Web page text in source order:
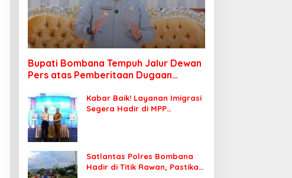
Bupati Bombana Tempuh Jalur Dewan
Pers atas Pemberitaan Dugaan
Kabar Baik! Layanan Imigrasi
Segera Hadir di MPP
Satlantas Polres Bombana
Hadir di Titik Rawan, Pastikan